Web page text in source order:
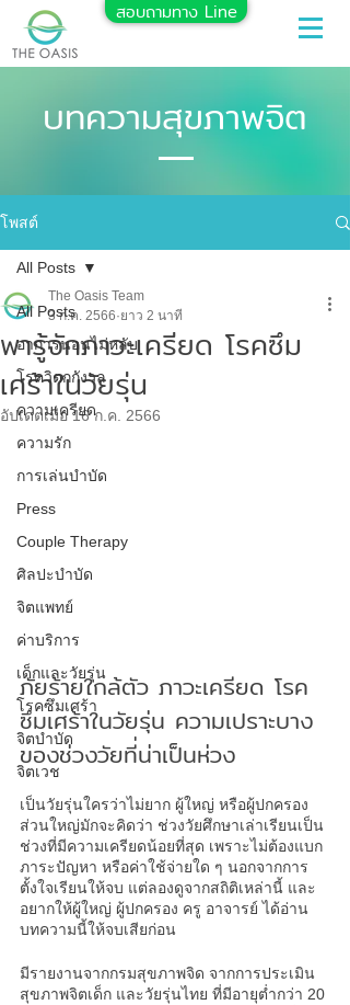
สอบถามทาง Line
บทความสุขภาพจิต
โพสต์
All Posts
อาการนอนไม่หลับ
โรควิตกกังวล
ความเครียด
ความรัก
การเล่นบำบัด
Press
Couple Therapy
ศิลปะบำบัด
จิตแพทย์
ค่าบริการ
เด็กและวัยรุ่น
โรคซึมเศร้า
จิตบำบัด
จิตเวช
All Posts
พารู้จักภาวะเครียด โรคซึม
เศร้าในวัยรุ่น
The Oasis Team
3 ก.ค. 2566 ยาว 2 นาที
อัปเดตเมื่อ16 ก.ค. 2566
ภัยร้ายใกล้ตัว ภาวะเครียด โรค
ซึมเศร้าในวัยรุ่น ความเปราะบาง
ของช่วงวัยที่น่าเป็นห่วง
เป็นวัยรุ่นใครว่าไม่ยาก ผู้ใหญ่ หรือผู้ปกครอง
ส่วนใหญ่มักจะคิดว่า ช่วงวัยศึกษาเล่าเรียนเป็น
ช่วงที่มีความเครียดน้อยที่สุด เพราะไม่ต้องแบก
ภาระปัญหา หรือค่าใช้จ่ายใด ๆ นอกจากการ
ตั้งใจเรียนให้จบ แต่ลองดูจากสถิติเหล่านี้ และ
อยากให้ผู้ใหญ่ ผู้ปกครอง ครู อาจารย์ ได้อ่าน
บทความนี้ให้จบเสียก่อน
มีรายงานจากกรมสุขภาพจิด จากการประเมิน
สุขภาพจิตเด็ก และวัยรุ่นไทย ที่มีอายุต่ำกว่า 20